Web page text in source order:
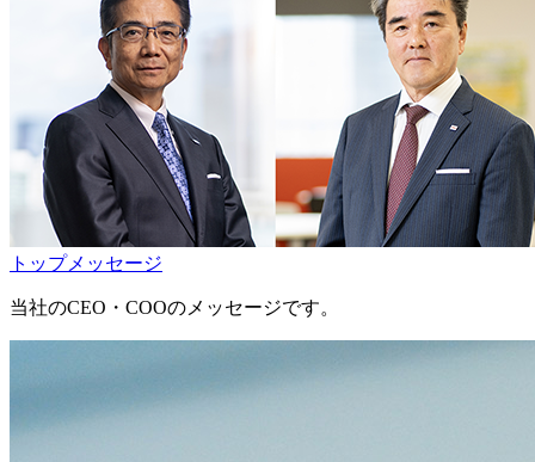
トップメッセージ
当社のCEO・COOのメッセージです。